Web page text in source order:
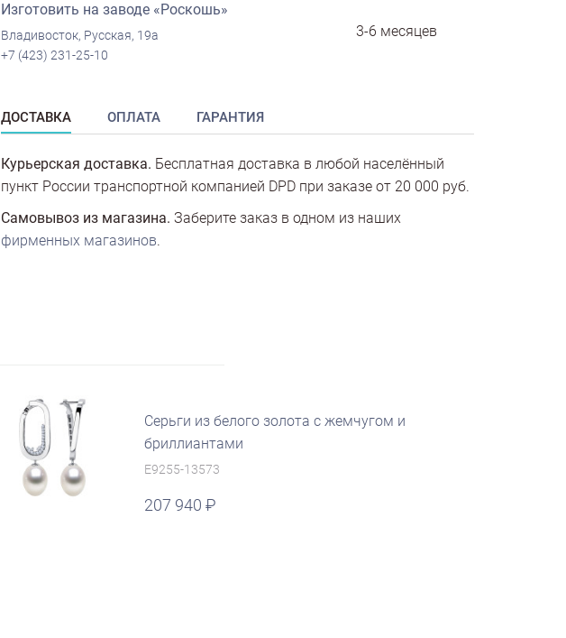
Изготовить на заводе «Роскошь»
Владивосток, Русская, 19а
+7 (423) 231-25-10
3-6 месяцев
ДОСТАВКА ОПЛАТА ГАРАНТИЯ
Курьерская доставка. Бесплатная доставка в любой населённый
пункт России транспортной компанией DPD при заказе от 20 000 руб.
Самовывоз из магазина. Заберите заказ в одном из наших
фирменных магазинов.
Серьги из белого золота с жемчугом и
бриллиантами
E9255-13573
207 940